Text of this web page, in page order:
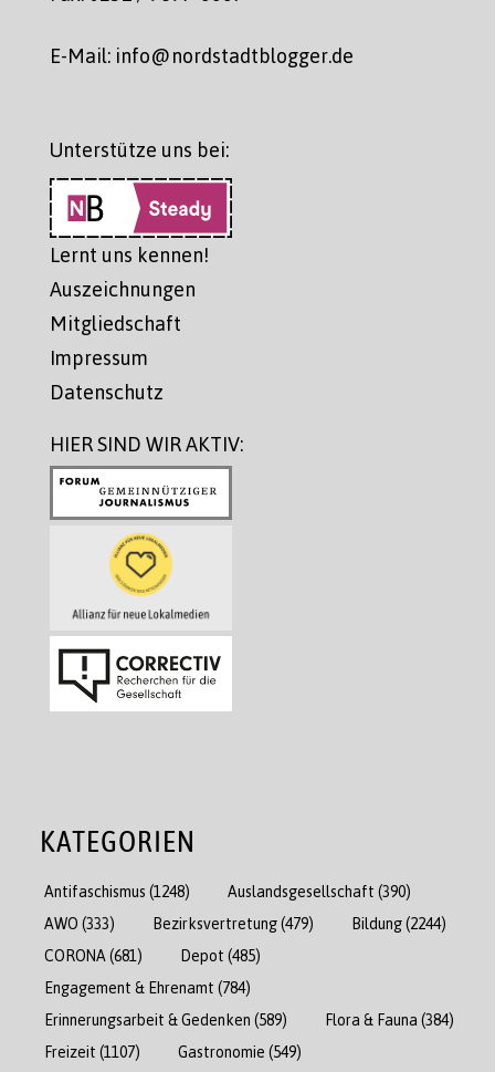
E-Mail: info@nordstadtblogger.de
Unterstütze uns bei:
Lernt uns kennen!
Auszeichnungen
Mitgliedschaft
Impressum
Datenschutz
HIER SIND WIR AKTIV:
KATEGORIEN
Antifaschismus (1248) Auslandsgesellschaft (390)
AWO (333) Bezirksvertretung(479) Bildung(2244)
CORONA (681) Depot (485)
Engagement & Ehrenamt (784)
Erinnerungsarbeit & Gedenken (589) Flora & Fauna (384)
Freizeit (1107) Gastronomie (549)